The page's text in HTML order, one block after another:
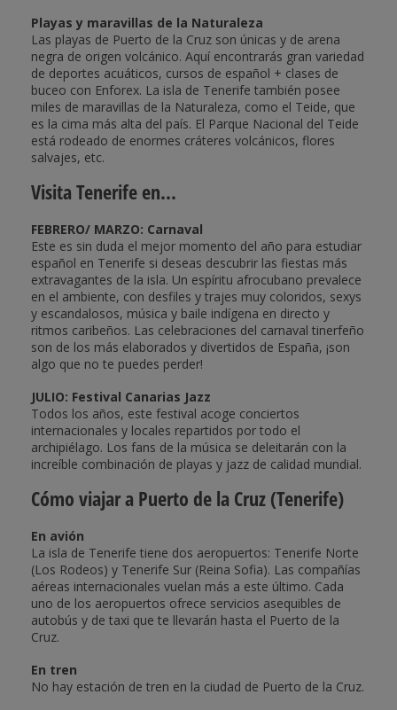
Playas y maravillas de la Naturaleza
Las playas de Puerto de la Cruz son únicas y de arena
negra de origen volcánico. Aquí encontrarás gran variedad
de deportes acuáticos, cursos de español + clases de
buceo con Enforex. La isla de Tenerife también posee
miles de maravillas de la Naturaleza, como el Teide, que
es la cima más alta del país. El Parque Nacional del Teide
está rodeado de enormes cráteres volcánicos, flores
salvajes, etc.
Visita Tenerife en...
FEBRERO/ MARZO: Carnaval
Este es sin duda el mejor momento del año para estudiar
español en Tenerife si deseas descubrir las fiestas más
extravagantes de la isla. Un espíritu afrocubano prevalece
en el ambiente, con desfiles y trajes muy coloridos, sexys
y escandalosos, música y baile indígena en directo y
ritmos caribeños. Las celebraciones del carnaval tinerfeño
son de los más elaborados y divertidos de España, ¡son
algo que no te puedes perder!
JULIO: Festival Canarias Jazz
Todos los años, este festival acoge conciertos
internacionales y locales repartidos por todo el
archipiélago. Los fans de la música se deleitarán con la
increíble combinación de playas y jazz de calidad mundial.
Cómo viajar a Puerto de la Cruz (Tenerife)
En avión
La isla de Tenerife tiene dos aeropuertos: Tenerife Norte
(Los Rodeos) y Tenerife Sur (Reina Sofia). Las compañías
aéreas internacionales vuelan más a este último. Cada
uno de los aeropuertos ofrece servicios asequibles de
autobús y de taxi que te llevarán hasta el Puerto de la
Cruz.
En tren
No hay estación de tren en la ciudad de Puerto de la Cruz.